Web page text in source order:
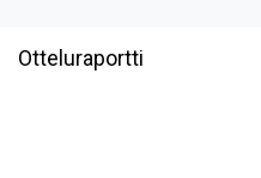
Otteluraportti